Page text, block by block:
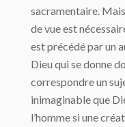
sacramentaire.
de vue est
est précédé par un
Dieu qui se donne
correspondre un
inimaginable que
l’homme si une